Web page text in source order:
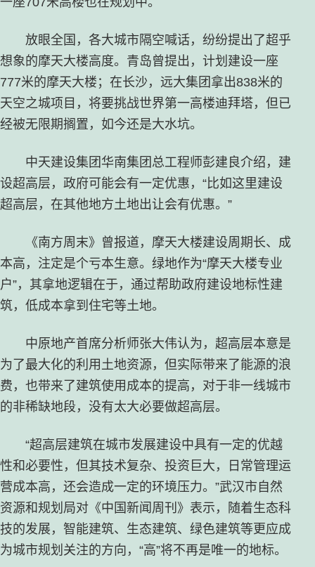
放眼全国，各大城市隔空喊话，纷纷提出了超乎
想象的摩天大楼高度。青岛曾提出，计划建设一座
777米的摩天大楼；在长沙，远大集团拿出838米的
天空之城项目，将要挑战世界第一高楼迪拜塔，但已
经被无限期搁置，如今还是大水坑。
中天建设集团华南集团总工程师彭建良介绍，建
设超高层，政府可能会有一定优惠，“比如这里建设
超高层，在其他地方土地出让会有优惠。”
《南方周末》曾报道，摩天大楼建设周期长、成
本高，注定是个亏本生意。绿地作为“摩天大楼专业
户”，其拿地逻辑在于，通过帮助政府建设地标性建
筑，低成本拿到住宅等土地。
中原地产首席分析师张大伟认为，超高层本意是
为了最大化的利用土地资源，但实际带来了能源的浪
费，也带来了建筑使用成本的提高，对于非一线城市
的非稀缺地段，没有太大必要做超高层。
“超高层建筑在城市发展建设中具有一定的优越
性和必要性，但其技术复杂、投资巨大，日常管理运
营成本高，还会造成一定的环境压力。”武汉市自然
资源和规划局对《中国新闻周刊》表示，随着生态科
技的发展，智能建筑、生态建筑、绿色建筑等更应成
为城市规划关注的方向，“高”将不再是唯一的地标。